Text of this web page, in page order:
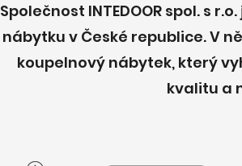
Společnost INTEDOOR spol. s
nábytku v České republice. V
koupelnový nábytek, který
kvalitu a